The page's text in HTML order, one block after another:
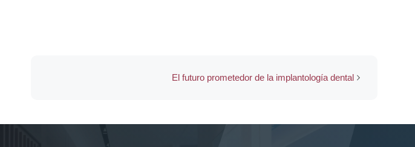
El futuro prometedor de la implantología dental